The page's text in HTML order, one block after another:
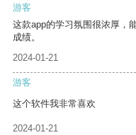
游客
这款app的学习氛围很浓厚，
成绩。
2024-01-21
游客
这个软件我非常喜欢
2024-01-21